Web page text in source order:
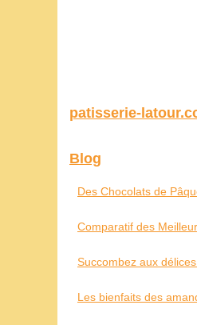
patisserie-
Blog
Des Chocolats de
Comparatif des
Succombez aux
Les bienfaits des